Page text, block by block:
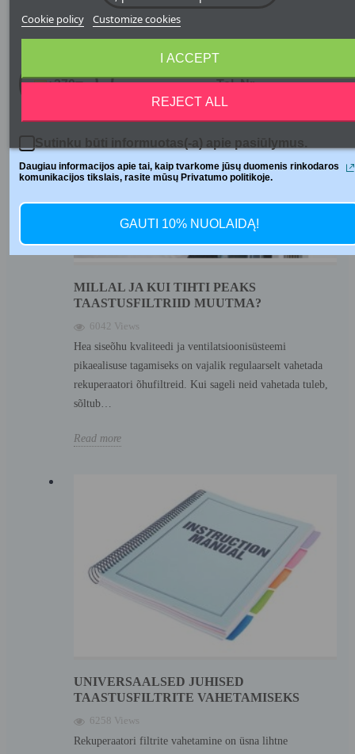
standardi järgi....
MILLAL JA KUI TIHTI PEAKS
TAASTUSFILTRIID MUUTMA?
6042 Views
Hea siseõhu kvaliteedi ja ventilatsioonisüsteemi
pikaealisuse tagamiseks on vajalik regulaarselt vahetada
rekuperaatori õhufiltreid. Kui sageli neid vahetada tuleb,
sõltub…
Read more
UNIVERSAALSED JUHISED
TAASTUSFILTRITE VAHETAMISEKS
6258 Views
Rekuperaatori filtrite vahetamine on üsna lihtne
Cookie policy Customize cookies
REJECT ALL
I ACCEPT
+370
Sutinku būti informuotas(-a) apie pasiūlymus.
Daugiau informacijos apie tai, kaip tvarkome jūsų duomenis rinkodaros
komunikacijos tikslais, rasite mūsų Privatumo politikoje.
GAUTI 10% NUOLAIDĄ!